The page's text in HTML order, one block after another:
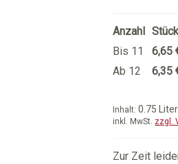
Anzahl
Bis 11 6,65
Ab 12 6,35
Inhalt:0.75 Liter
inkl. MwSt. zzgl.
Zur Zeit